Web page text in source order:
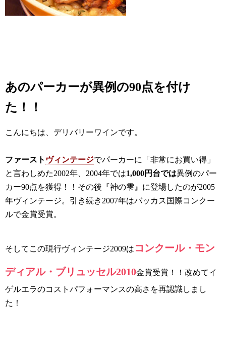
あのパーカーが異例の90点を付け
た！！
こんにちは、デリバリーワインです。
ファースト ヴィンテージでパーカーに「非常にお買い得」
と言わしめた2002年、2004年では1,000円台では異例のパー
カー90点を獲得！！その後『神の雫』に登場したのが2005
年ヴィンテージ。引き続き2007年はバッカス国際コンクー
ルで金賞受賞。
そしてこの現行ヴィンテージ2009は コンクール・モン
ディアル・ブリュッセル2010金賞受賞！！ 改めてイ
ゲルエラのコストパフォーマンスの高さを再認識しまし
た！